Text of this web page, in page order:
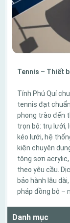
Tennis – Thiết
Tính Phú Quí
tennis đạt
phong trào đến
trọn bộ: trụ lưới,
kéo lưới, hệ
kiện chuyên
tông sơn
theo yêu cầu.
bảo hành lâu
pháp đồng bộ –
Danh mục